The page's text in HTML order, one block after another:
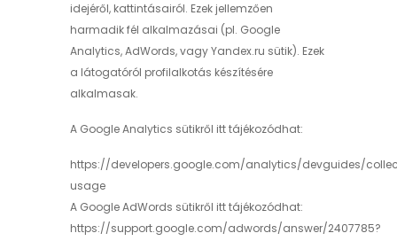
idejéről, kattintásairól. Ezek jellemzően
harmadik fél alkalmazásai (pl. Google
Analytics, AdWords, vagy Yandex.ru sütik). Ezek
a látogatóról profilalkotás készítésére
alkalmasak.
A Google Analytics sütikről itt tájékozódhat:
https://developers.google.com/analytics/devguides/
usage
A Google AdWords sütikről itt tájékozódhat:
https://support.google.com/adwords/answer/2407785?